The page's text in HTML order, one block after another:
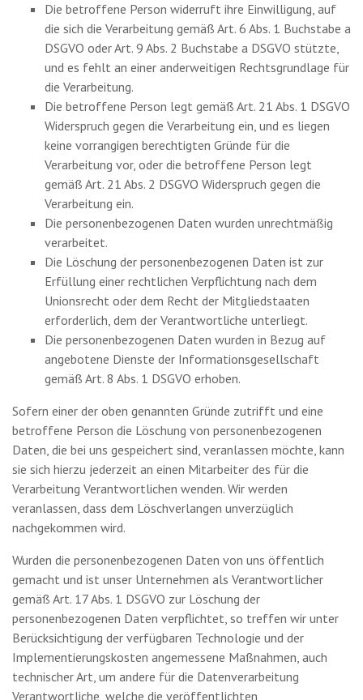
Die betroffene Person widerruft ihre Einwilligung, auf
die sich die Verarbeitung gemäß Art. 6 Abs. 1 Buchstabe a
DSGVO oder Art. 9 Abs. 2 Buchstabe a DSGVO stützte,
und es fehlt an einer anderweitigen Rechtsgrundlage für
die Verarbeitung.
Die betroffene Person legt gemäß Art. 21 Abs. 1 DSGVO
Widerspruch gegen die Verarbeitung ein, und es liegen
keine vorrangigen berechtigten Gründe für die
Verarbeitung vor, oder die betroffene Person legt
gemäß Art. 21 Abs. 2 DSGVO Widerspruch gegen die
Verarbeitung ein.
Die personenbezogenen Daten wurden unrechtmäßig
verarbeitet.
Die Löschung der personenbezogenen Daten ist zur
Erfüllung einer rechtlichen Verpflichtung nach dem
Unionsrecht oder dem Recht der Mitgliedstaaten
erforderlich, dem der Verantwortliche unterliegt.
Die personenbezogenen Daten wurden in Bezug auf
angebotene Dienste der Informationsgesellschaft
gemäß Art. 8 Abs. 1 DSGVO erhoben.
Sofern einer der oben genannten Gründe zutrifft und eine
betroffene Person die Löschung von personenbezogenen
Daten, die bei uns gespeichert sind, veranlassen möchte, kann
sie sich hierzu jederzeit an einen Mitarbeiter des für die
Verarbeitung Verantwortlichen wenden. Wir werden
veranlassen, dass dem Löschverlangen unverzüglich
nachgekommen wird.
Wurden die personenbezogenen Daten von uns öffentlich
gemacht und ist unser Unternehmen als Verantwortlicher
gemäß Art. 17 Abs. 1 DSGVO zur Löschung der
personenbezogenen Daten verpflichtet, so treffen wir unter
Berücksichtigung der verfügbaren Technologie und der
Implementierungskosten angemessene Maßnahmen, auch
technischer Art, um andere für die Datenverarbeitung
Verantwortliche, welche die veröffentlichten